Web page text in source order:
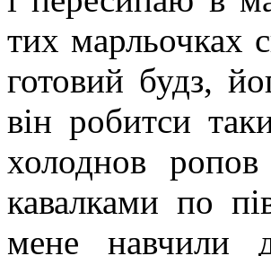
тих марльочках
готовий будз,
він робитси
холоднов
кавалками по
мене навчили